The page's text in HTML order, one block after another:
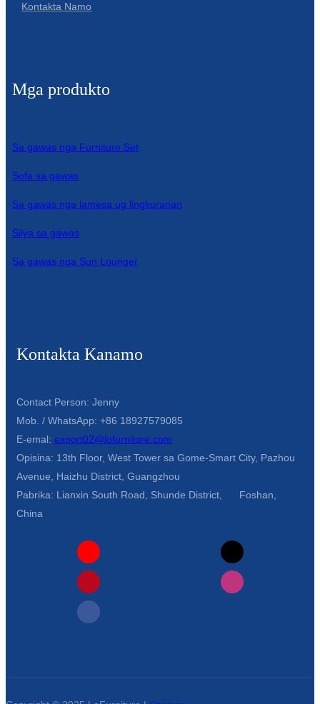
Kontakta Namo
Mga produkto
Sa gawas nga Furniture Set
Sofa sa gawas
Sa gawas nga lamesa ug lingkuranan
Silya sa gawas
Sa gawas nga Sun Lounger
Kontakta Kanamo
Contact Person: Jenny
Mob. / WhatsApp: +86 18927579085
E-emal: export02@lofurniture.com
Opisina: 13th Floor, West Tower sa Gome-Smart City, Pazhou
Avenue, Haizhu District, Guangzhou
Pabrika: Lianxin South Road, Shunde District, Foshan,
China